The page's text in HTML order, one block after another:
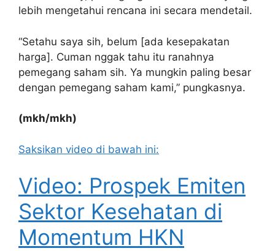
lebih mengetahui rencana ini secara mendetail.
“Setahu saya sih, belum [ada kesepakatan
harga]. Cuman nggak tahu itu ranahnya
pemegang saham sih. Ya mungkin paling besar
dengan pemegang saham kami,” pungkasnya.
(mkh/mkh)
Saksikan video di bawah ini:
Video: Prospek Emiten
Sektor Kesehatan di
Momentum HKN